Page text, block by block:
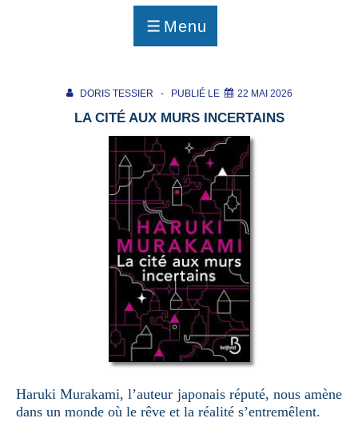
Menu
MENU
DORIS TESSIER PUBLIÉ LE 22 MAI 2026
LA CITÉ AUX MURS INCERTAINS
Haruki Murakami, l’auteur japonais réputé, nous amène
dans un monde où le rêve et la réalité s’entremêlent.